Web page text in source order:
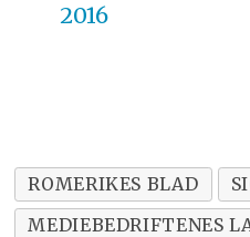
2016
ROMERIKES BLAD
MEDIEBEDRIFTENES